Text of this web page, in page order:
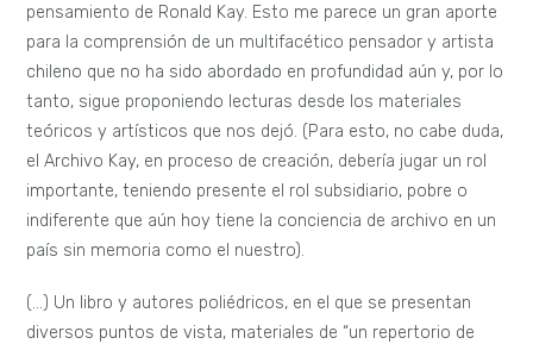
pensamiento de Ronald Kay. Esto me parece un gran aporte
para la comprensión de un multifacético pensador y artista
chileno que no ha sido abordado en profundidad aún y, por lo
tanto, sigue proponiendo lecturas desde los materiales
teóricos y artísticos que nos dejó. (Para esto, no cabe duda,
el Archivo Kay, en proceso de creación, debería jugar un rol
importante, teniendo presente el rol subsidiario, pobre o
indiferente que aún hoy tiene la conciencia de archivo en un
país sin memoria como el nuestro).
(…) Un libro y autores poliédricos, en el que se presentan
diversos puntos de vista, materiales de “un repertorio de